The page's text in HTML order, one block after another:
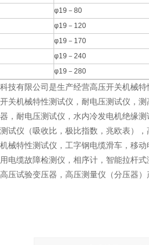
φ19－80
φ19－120
φ19－170
φ19－240
φ19－280
技有限公司是生产经营高压开关机械
关机械特性测试仪，耐电压测试仪，
，耐电压测试仪，水内冷发电机绝缘
试仪（吸收比，极比指数，兆欧表）
械特性测试仪，工字钢电缆滑车，移
电缆故障检测仪，相序计，智能拉杆
压试验变压器，高压测量仪（分压器）